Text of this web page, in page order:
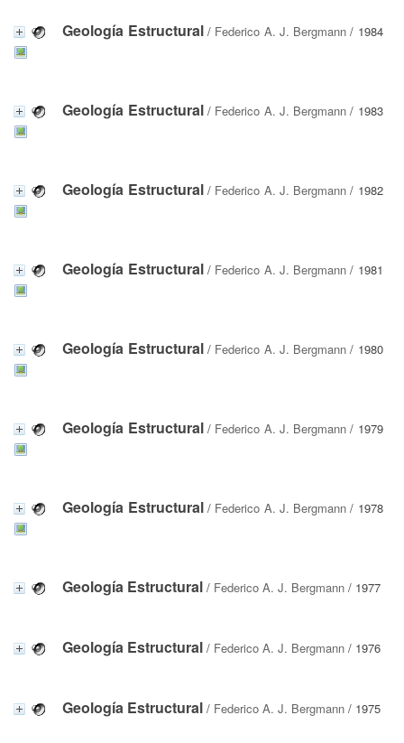
Geología Estructural/ Federico A. J. Bergmann / 1984
Geología Estructural/ Federico A. J. Bergmann / 1983
Geología Estructural/ Federico A. J. Bergmann / 1982
Geología Estructural/ Federico A. J. Bergmann / 1981
Geología Estructural/ Federico A. J. Bergmann / 1980
Geología Estructural/ Federico A. J. Bergmann / 1979
Geología Estructural/ Federico A. J. Bergmann / 1978
Geología Estructural / Federico A. J. Bergmann / 1977
Geología Estructural / Federico A. J. Bergmann / 1976
Geología Estructural / Federico A. J. Bergmann / 1975